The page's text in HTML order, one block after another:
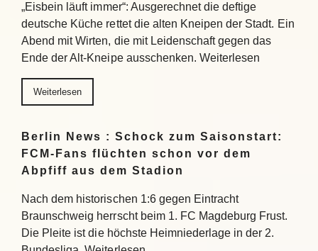
„Eisbein läuft immer“: Ausgerechnet die deftige
deutsche Küche rettet die alten Kneipen der Stadt. Ein
Abend mit Wirten, die mit Leidenschaft gegen das
Ende der Alt-Kneipe ausschenken. Weiterlesen
Weiterlesen
Berlin News : Schock zum Saisonstart:
FCM-Fans flüchten schon vor dem
Abpfiff aus dem Stadion
Nach dem historischen 1:6 gegen Eintracht
Braunschweig herrscht beim 1. FC Magdeburg Frust.
Die Pleite ist die höchste Heimniederlage in der 2.